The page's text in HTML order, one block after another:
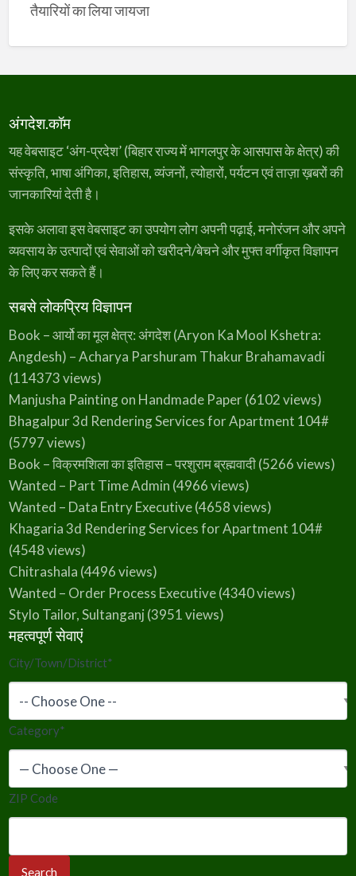
तैयारियों का लिया जायजा
अंगदेश.कॉम
यह वेबसाइट ‘अंग-प्रदेश’ (बिहार राज्य में भागलपुर के आसपास के क्षेत्र) की
संस्कृति, भाषा अंगिका, इतिहास, व्यंजनों, त्योहारों, पर्यटन एवं ताज़ा ख़बरों की
जानकारियां देती है।
इसके अलावा इस वेबसाइट का उपयोग लोग अपनी पढ़ाई, मनोरंजन और अपने
व्यवसाय के उत्पादों एवं सेवाओं को खरीदने/बेचने और मुफ्त वर्गीकृत विज्ञापन
के लिए कर सकते हैं।
सबसे लोकप्रिय विज्ञापन
Book – आर्यो का मूल क्षेत्र: अंगदेश (Aryon Ka Mool Kshetra:
Angdesh) – Acharya Parshuram Thakur Brahamavadi
(114373 views)
Manjusha Painting on Handmade Paper(6102 views)
Bhagalpur 3d Rendering Services for Apartment 104#
(5797 views)
Book – विक्रमशिला का इतिहास – परशुराम ब्रह्मवादी(5266 views)
Wanted – Part Time Admin (4966 views)
Wanted – Data Entry Executive(4658 views)
Khagaria 3d Rendering Services for Apartment 104#
(4548 views)
Chitrashala (4496 views)
Wanted – Order Process Executive(4340 views)
Stylo Tailor, Sultanganj (3951 views)
महत्वपूर्ण सेवाएं
City/Town/District*
Category*
ZIP Code